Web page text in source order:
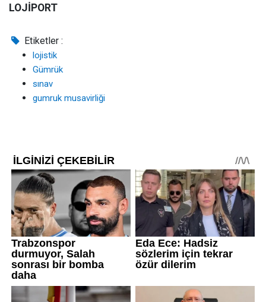
LOJİPORT
Etiketler :
lojistik
Gümrük
sınav
gumruk musavirliği